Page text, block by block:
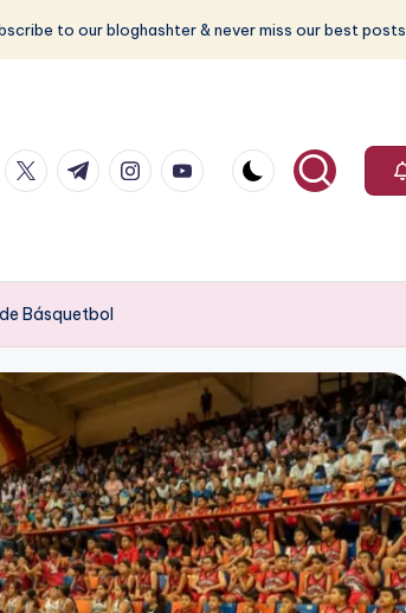
to our bloghashter & never miss our best posts.
twitter.com
t.me instagram.com
youtube.com
Básquetbol